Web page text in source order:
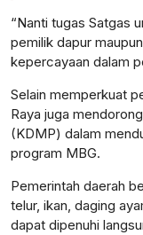
“Nanti tugas Satgas
pemilik dapur
kepercayaan dalam
Selain memperkuat
Raya juga
(KDMP) dalam
program MBG.
Pemerintah daerah
telur, ikan, daging
dapat dipenuhi